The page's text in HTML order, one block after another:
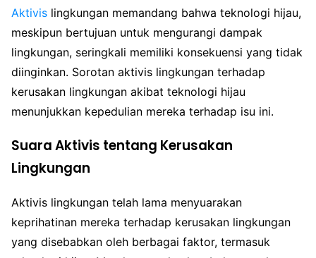
Aktivis lingkungan memandang bahwa teknologi hijau,
meskipun bertujuan untuk mengurangi dampak
lingkungan, seringkali memiliki konsekuensi yang tidak
diinginkan. Sorotan aktivis lingkungan terhadap
kerusakan lingkungan akibat teknologi hijau
menunjukkan kepedulian mereka terhadap isu ini.
Suara Aktivis tentang Kerusakan
Lingkungan
Aktivis lingkungan telah lama menyuarakan
keprihatinan mereka terhadap kerusakan lingkungan
yang disebabkan oleh berbagai faktor, termasuk